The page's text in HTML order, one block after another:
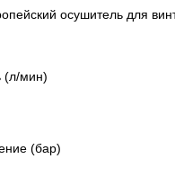
осушитель для
(л/мин)
(бар)